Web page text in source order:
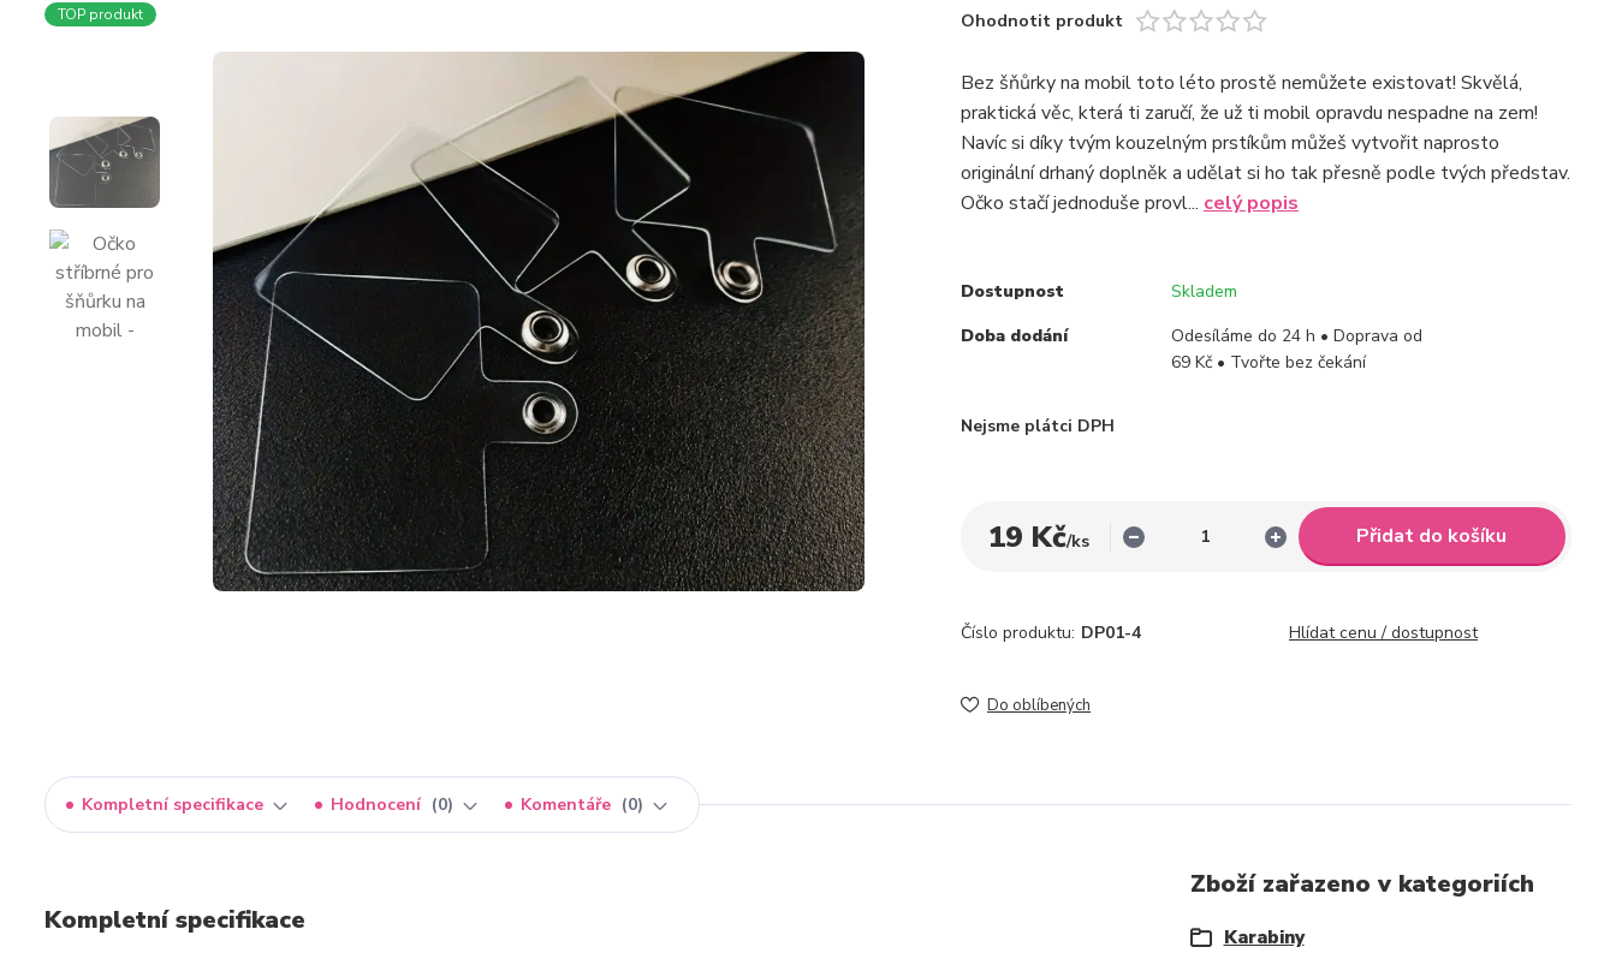
TOP produkt Ohodnotit produkt
Bez šňůrky na mobil toto léto prostě nemůžete existovat! Skvělá,
praktická věc, která ti zaručí, že už ti mobil opravdu nespadne na zem!
Navíc si díky tvým kouzelným prstíkům můžeš vytvořit naprosto
originální drhaný doplněk a udělat si ho tak přesně podle tvých představ.
Očko stačí jednoduše provl... celý popis
Dostupnost
Skladem
Doba dodání
Odesíláme do 24 h • Doprava od
69 Kč • Tvořte bez čekání
Nejsme plátci DPH
19 Kč/ks Přidat do košíku
Číslo produktu: DP01-4 Hlídat cenu / dostupnost
Do oblíbených
Kompletní specifikace Hodnocení 0 Komentáře 0
Kompletní specifikace
Zboží zařazeno v kategoriích
Karabiny